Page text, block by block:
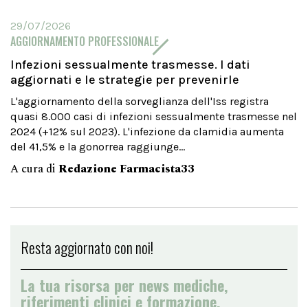
29/07/2026
AGGIORNAMENTO PROFESSIONALE
Infezioni sessualmente trasmesse. I dati
aggiornati e le strategie per prevenirle
L'aggiornamento della sorveglianza dell'Iss registra
quasi 8.000 casi di infezioni sessualmente trasmesse nel
2024 (+12% sul 2023). L'infezione da clamidia aumenta
del 41,5% e la gonorrea raggiunge...
A cura di Redazione Farmacista33
Resta aggiornato con noi!
La tua risorsa per news mediche,
riferimenti clinici e formazione.